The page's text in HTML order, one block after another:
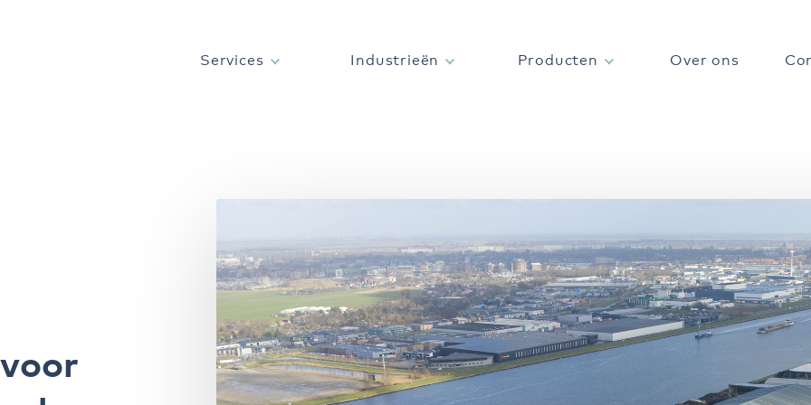
Services Industrieën Producten Over ons